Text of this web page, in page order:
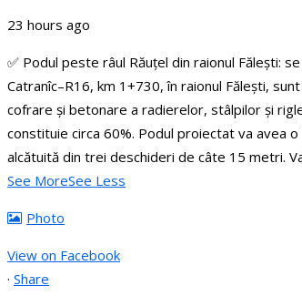
23 hours ago
✅ Podul peste râul Răuțel din raionul Fălești:
Catranîc–R16, km 1+730, în raionul Fălești,
cofrare și betonare a radierelor, stâlpilor și
constituie circa 60%. Podul proiectat va avea
alcătuită din trei deschideri de câte 15 metri.
See MoreSee Less
Photo
View on Facebook
· Share